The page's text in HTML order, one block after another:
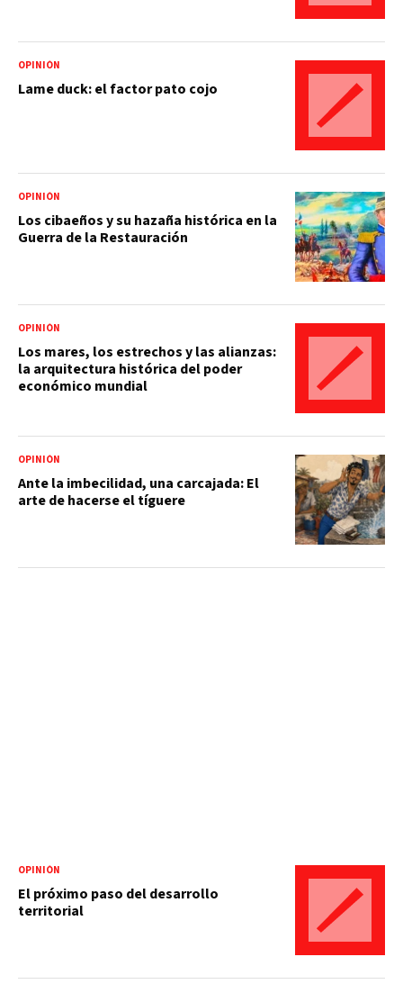
OPINIÓN
Lame duck: el factor pato cojo
OPINIÓN
Los cibaeños y su hazaña histórica en la
Guerra de la Restauración
OPINIÓN
Los mares, los estrechos y las alianzas:
la arquitectura histórica del poder
económico mundial
OPINIÓN
Ante la imbecilidad, una carcajada: El
arte de hacerse el tíguere
OPINIÓN
El próximo paso del desarrollo
territorial